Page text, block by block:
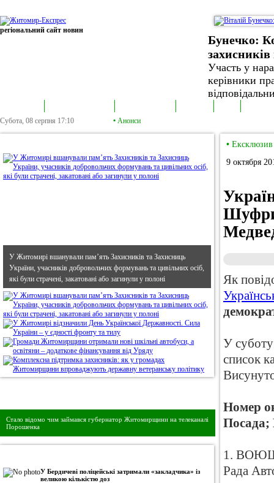
регіональний сайт новин
Бунечко:
захисників
Участь у
керівники
Субота, 08 серпня 17:10 • Анонси
У Житомирі вшанували пам’ять Захисників та Захисниць
України, учасників добровольчих формувань та цивільних осіб,
які були страчені, закатовані або загинули у полоні
Стало відомо чим займався губернатор Житомирщини на телеканалі
Порошенка
У Бердичеві поліцейські затримали «закладчика» із
великою кількістю доз
• Ексклюзив
9 октября
Як
У
список
Номер
Посада;
1. ВОЮШ
Рада